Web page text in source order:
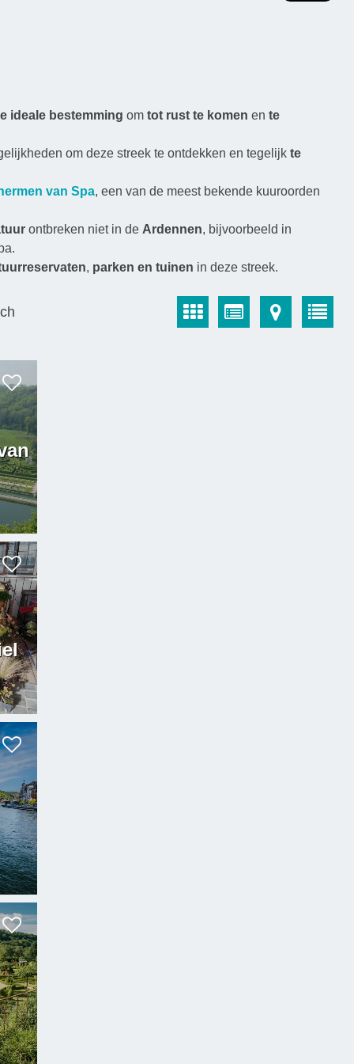
ideale bestemming om tot rust te komen en te
om deze streek te ontdekken en tegelijk te
van Spa, een van de meest bekende kuuroorden
ontbreken niet in de Ardennen, bijvoorbeeld in
, parken en tuinen in deze streek.